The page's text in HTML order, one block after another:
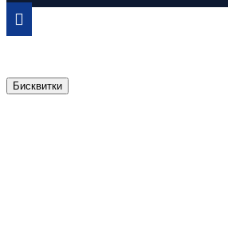
Бисквитки